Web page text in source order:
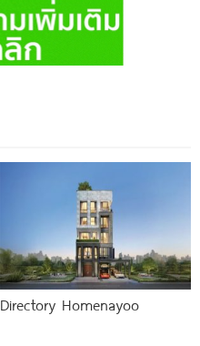
Directory Homenayoo